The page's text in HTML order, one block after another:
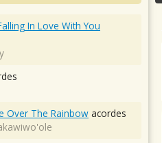
In Love With You
Over The Rainbow acordes